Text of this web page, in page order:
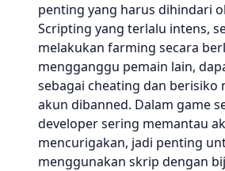
penting yang harus dihindari
Scripting yang terlalu intens,
melakukan farming secara
mengganggu pemain lain,
sebagai cheating dan berisiko
akun dibanned. Dalam game
developer sering memantau
mencurigakan, jadi penting
menggunakan skrip dengan